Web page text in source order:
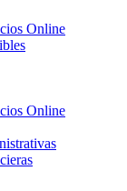
Online
Online